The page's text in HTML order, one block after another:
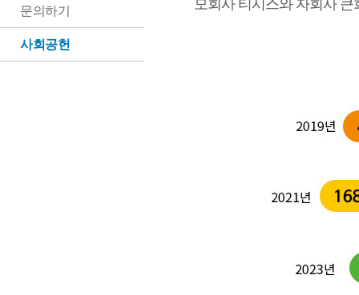
문의하기
사회공헌
모회사 티시스와 자회사